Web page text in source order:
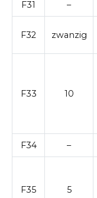
F31 –
F32 zwanzig
F33 10
F34 –
F35 5